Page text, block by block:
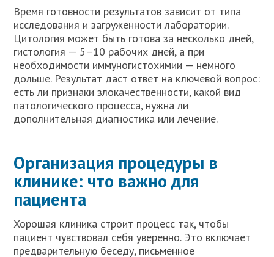
Время готовности результатов зависит от типа
исследования и загруженности лаборатории.
Цитология может быть готова за несколько дней,
гистология — 5–10 рабочих дней, а при
необходимости иммуногистохимии — немного
дольше. Результат даст ответ на ключевой вопрос:
есть ли признаки злокачественности, какой вид
патологического процесса, нужна ли
дополнительная диагностика или лечение.
Организация процедуры в
клинике: что важно для
пациента
Хорошая клиника строит процесс так, чтобы
пациент чувствовал себя уверенно. Это включает
предварительную беседу, письменное